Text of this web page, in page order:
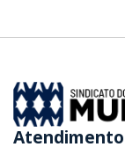
Atendimento